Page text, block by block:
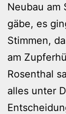
Neubau am
gäbe, es
Stimmen,
am
Rosenthal
alles unter